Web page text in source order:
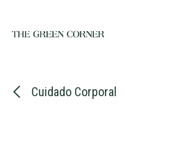
Cuidado Corporal